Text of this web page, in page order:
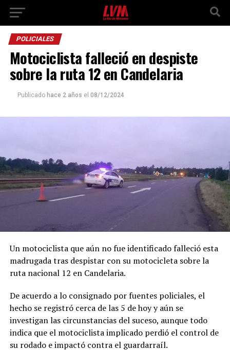
POLICIALES
Motociclista falleció en despiste
sobre la ruta 12 en Candelaria
Publicado hace 2 años el 08/12/2024
Un motociclista que aún no fue identificado falleció esta
madrugada tras despistar con su motocicleta sobre la
ruta nacional 12 en Candelaria.
De acuerdo a lo consignado por fuentes policiales, el
hecho se registró cerca de las 5 de hoy y aún se
investigan las circunstancias del suceso, aunque todo
indica que el motociclista implicado perdió el control de
su rodado e impactó contra el guardarraíl.